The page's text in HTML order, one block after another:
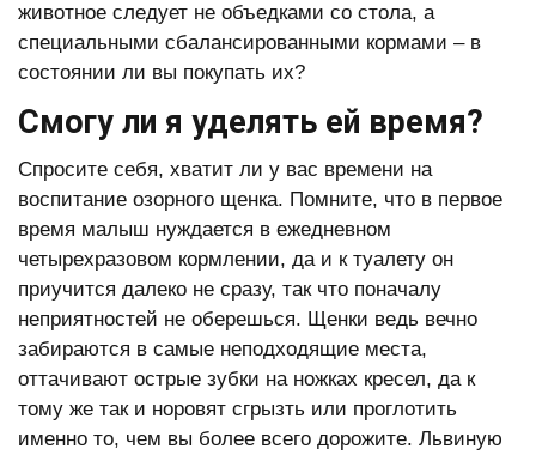
животное следует не объедками со стола, а
специальными сбалансированными кормами – в
состоянии ли вы покупать их?
Смогу ли я уделять ей время?
Спросите себя, хватит ли у вас времени на
воспитание озорного щенка. Помните, что в первое
время малыш нуждается в ежедневном
четырехразовом кормлении, да и к туалету он
приучится далеко не сразу, так что поначалу
неприятностей не оберешься. Щенки ведь вечно
забираются в самые неподходящие места,
оттачивают острые зубки на ножках кресел, да к
тому же так и норовят сгрызть или проглотить
именно то, чем вы более всего дорожите. Львиную